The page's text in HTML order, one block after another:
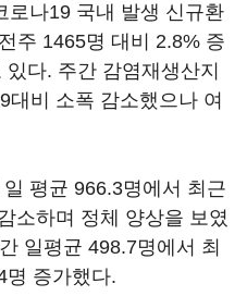
로나19 국내 발생 신규환
주 1465명 대비 2.8% 증
다. 주간 감염재생산지
대비 소폭 감소했으나 여
평균 966.3명에서 최근
소하며 정체 양상을 보였
일평균 498.7명에서 최
명 증가했다.